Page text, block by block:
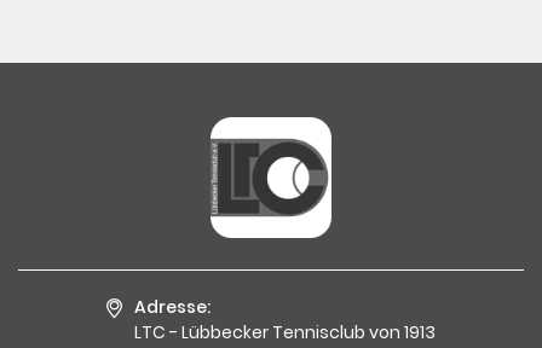
Adresse:
LTC - Lübbecker Tennisclub von 1913